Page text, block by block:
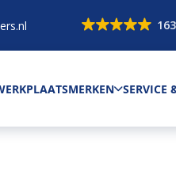
MERKEN SERVICE